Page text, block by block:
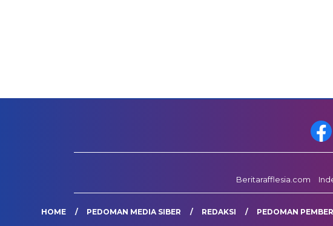
Beritarafflesia.com
HOME PEDOMAN MEDIA SIBER REDAKSI PEDOMAN